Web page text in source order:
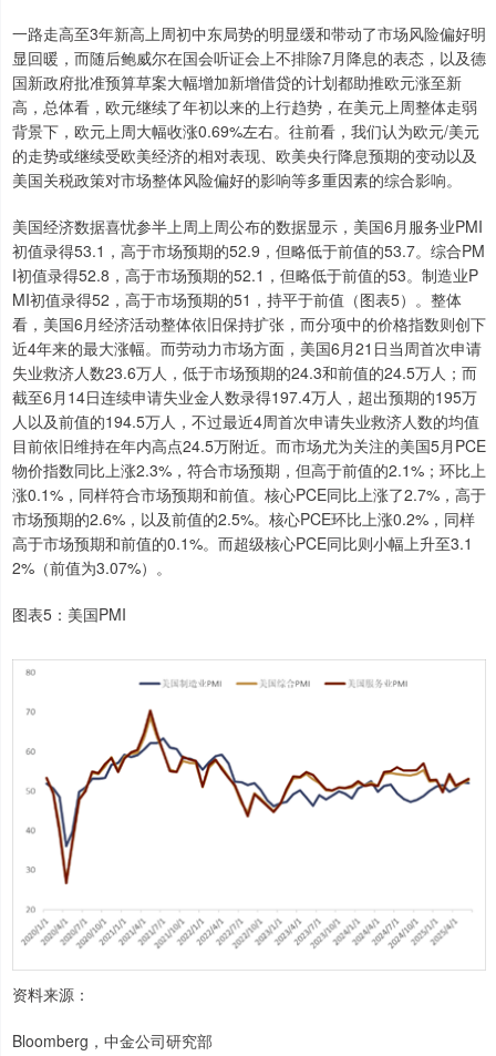
一路走高至3年新高上周初中东局势的明显缓和带动了市场风险偏好明
显回暖，而随后鲍威尔在国会听证会上不排除7月降息的表态，以及德
国新政府批准预算草案大幅增加新增借贷的计划都助推欧元涨至新
高，总体看，欧元继续了年初以来的上行趋势，在美元上周整体走弱
背景下，欧元上周大幅收涨0.69%左右。往前看，我们认为欧元/美元
的走势或继续受欧美经济的相对表现、欧美央行降息预期的变动以及
美国关税政策对市场整体风险偏好的影响等多重因素的综合影响。
美国经济数据喜忧参半上周上周公布的数据显示，美国6月服务业PMI
初值录得53.1，高于市场预期的52.9，但略低于前值的53.7。综合PM
I初值录得52.8，高于市场预期的52.1，但略低于前值的53。制造业P
MI初值录得52，高于市场预期的51，持平于前值（图表5）。整体
看，美国6月经济活动整体依旧保持扩张，而分项中的价格指数则创下
近4年来的最大涨幅。而劳动力市场方面，美国6月21日当周首次申请
失业救济人数23.6万人，低于市场预期的24.3和前值的24.5万人；而
截至6月14日连续申请失业金人数录得197.4万人，超出预期的195万
人以及前值的194.5万人，不过最近4周首次申请失业救济人数的均值
目前依旧维持在年内高点24.5万附近。而市场尤为关注的美国5月PCE
物价指数同比上涨2.3%，符合市场预期，但高于前值的2.1%；环比上
涨0.1%，同样符合市场预期和前值。核心PCE同比上涨了2.7%，高于
市场预期的2.6%，以及前值的2.5%。核心PCE环比上涨0.2%，同样
高于市场预期和前值的0.1%。而超级核心PCE同比则小幅上升至3.1
2%（前值为3.07%）。
图表5：美国PMI
资料来源：
Bloomberg，中金公司研究部